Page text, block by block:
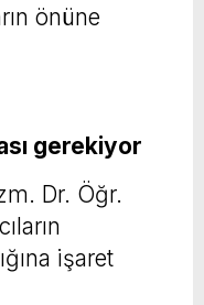
önüne
gerekiyor
Dr. Öğr.
işaret